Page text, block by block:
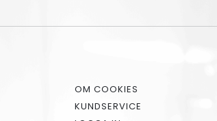
OM COOKIES
KUNDSERVICE